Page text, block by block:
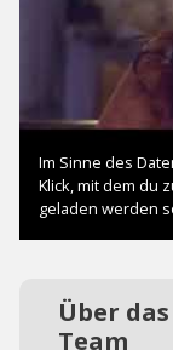
Über das
Team